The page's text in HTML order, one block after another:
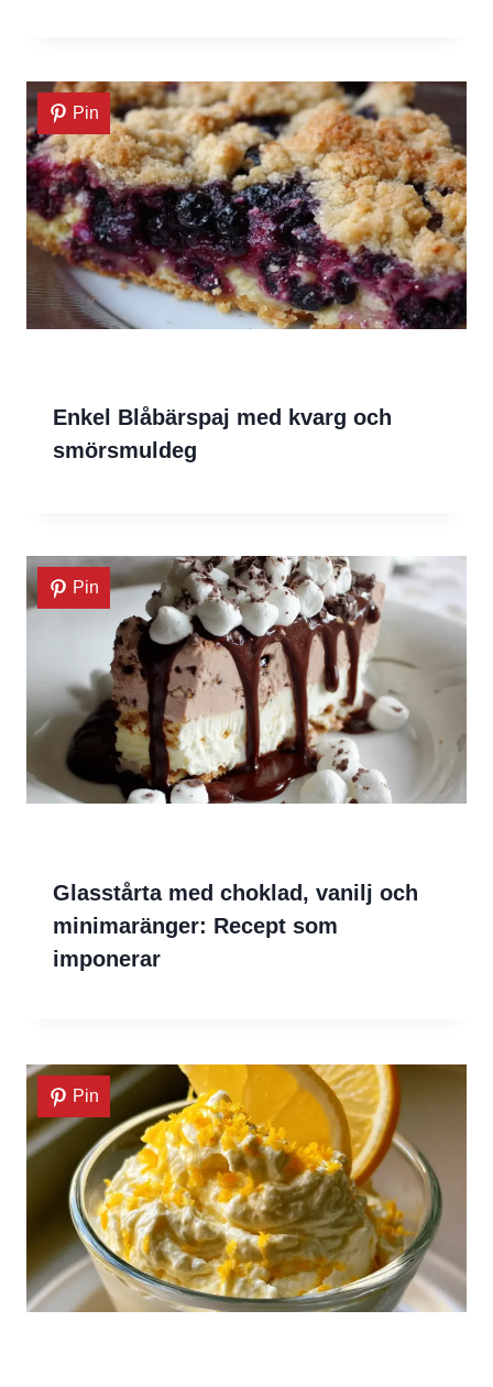
Pin
Enkel Blåbärspaj med kvarg och
smörsmuldeg
Pin
Glasstårta med choklad, vanilj och
minimaränger: Recept som
imponerar
Pin